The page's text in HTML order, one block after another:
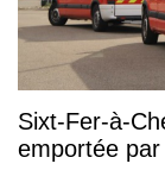
Sixt-Fer-à-
emportée